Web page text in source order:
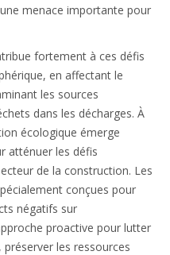
menace importante pour
fortement à ces défis
en affectant le
les sources
dans les décharges. À
écologique émerge
atténuer les défis
de la construction. Les
conçues pour
négatifs sur
proactive pour lutter
les ressources